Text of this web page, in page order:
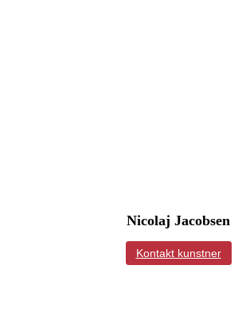
Nicolaj Jacobsen
Kontakt kunstner